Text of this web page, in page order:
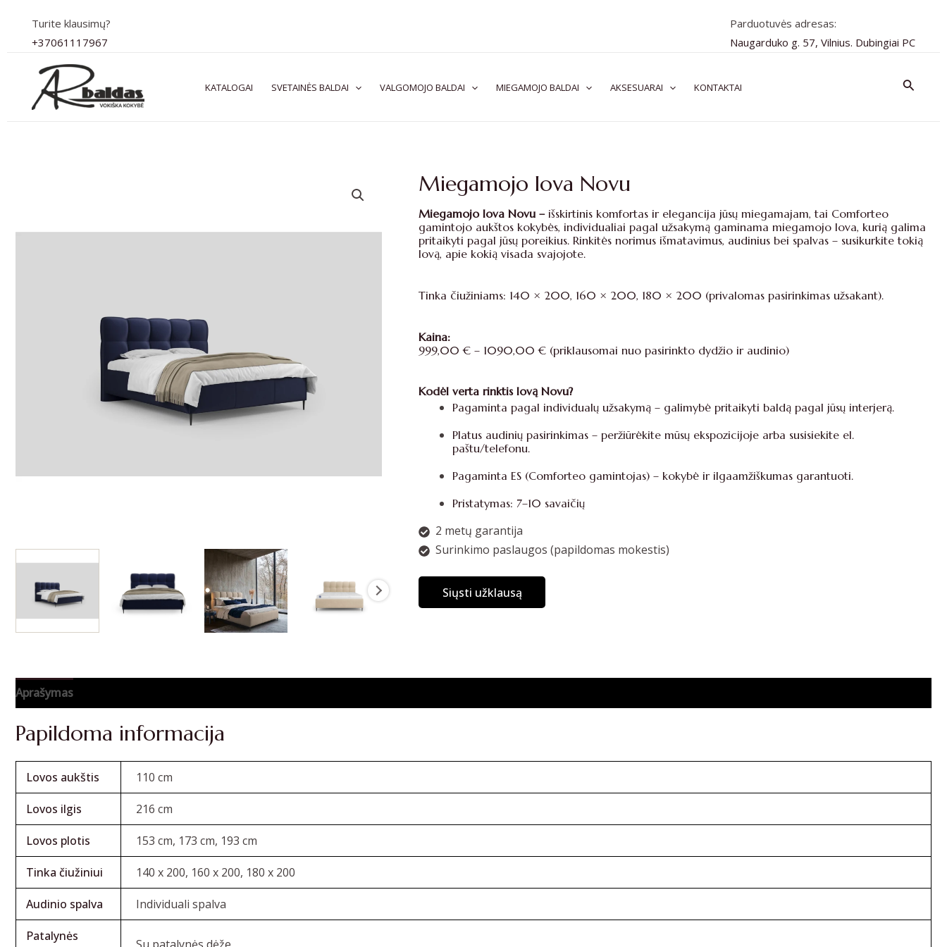
turinio
Turite klausimų?
+37061117967
Parduotuvės adresas:
Naugarduko g. 57, Vilnius. Dubingiai PC
KATALOGAI SVETAINĖS BALDAI VALGOMOJO BALDAI MIEGAMOJO BALDAI AKSESUARAI KONTAKTAI Paieška
Miegamojo lova Novu
Miegamojo lova Novu – išskirtinis komfortas ir elegancija jūsų miegamajam, tai Comforteo
gamintojo aukštos kokybės, individualiai pagal užsakymą gaminama miegamojo lova, kurią galima
pritaikyti pagal jūsų poreikius. Rinkitės norimus išmatavimus, audinius bei spalvas – susikurkite tokią
lovą, apie kokią visada svajojote.
Tinka čiužiniams: 140 × 200, 160 × 200, 180 × 200 (privalomas pasirinkimas užsakant).
Kaina:
999,00 € – 1090,00 € (priklausomai nuo pasirinkto dydžio ir audinio)
Kodėl verta rinktis lovą Novu?
Pagaminta pagal individualų užsakymą – galimybė pritaikyti baldą pagal jūsų interjerą.
Platus audinių pasirinkimas – peržiūrėkite mūsų ekspozicijoje arba susisiekite el.
paštu/telefonu.
Pagaminta ES (Comforteo gamintojas) – kokybė ir ilgaamžiškumas garantuoti.
Pristatymas: 7–10 savaičių
2 metų garantija
Surinkimo paslaugos (papildomas mokestis)
Siųsti užklausą
Aprašymas
Papildoma informacija
Lovos aukštis 110 cm
Lovos ilgis 216 cm
Lovos plotis 153 cm, 173 cm, 193 cm
Tinka čiužiniui 140 x 200, 160 x 200, 180 x 200
Audinio spalva Individuali spalva
Patalynės